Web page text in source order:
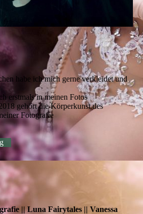
habe ich mich gerne verkleidet und
erstmals in meinen Fotos
gehört die Körperkunst des
Fotografie
|| Luna Fairytales || Vanessa